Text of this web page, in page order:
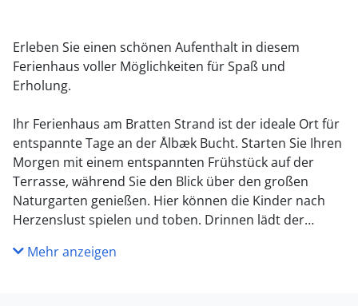
Erleben Sie einen schönen Aufenthalt in diesem
Ferienhaus voller Möglichkeiten für Spaß und
Erholung.
Ihr Ferienhaus am Bratten Strand ist der ideale Ort für
entspannte Tage an der Ålbæk Bucht. Starten Sie Ihren
Morgen mit einem entspannten Frühstück auf der
Terrasse, während Sie den Blick über den großen
Naturgarten genießen. Hier können die Kinder nach
Herzenslust spielen und toben. Drinnen lädt der
Sofaecke und einem großzügigen Esstisch zu
Mehr anzeigen